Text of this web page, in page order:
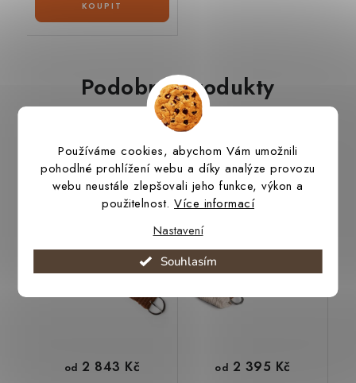
Používáme cookies, abychom Vám umožnili
pohodlné prohlížení webu a díky analýze provozu
webu neustále zlepšovali jeho funkce, výkon a
použitelnost. Více informací
Nastavení
Souhlasím
Podobné produkty
Podbřišník westernový
ROPER 100% ALPAKA
od 2 843 Kč
Podbřišník STANDARD
100% MOHÉR
od 2 395 Kč